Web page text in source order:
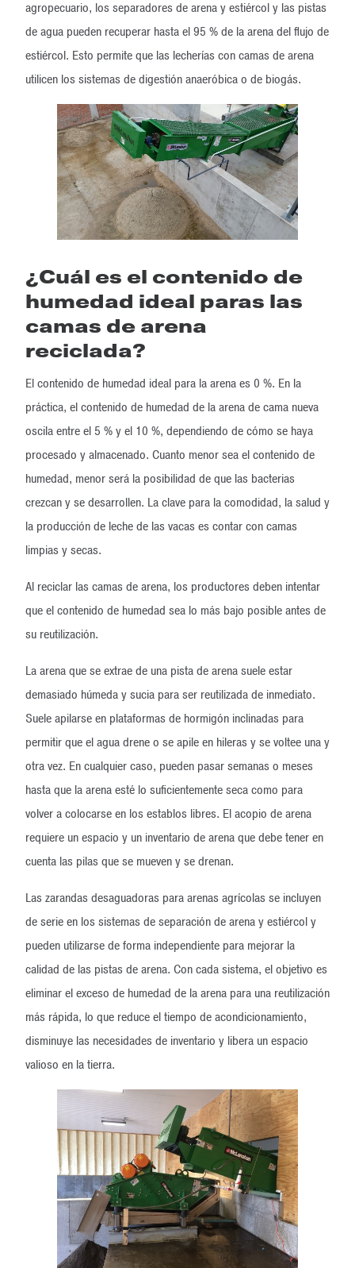
agropecuario, los separadores de arena y estiércol y las pistas
de agua pueden recuperar hasta el 95 % de la arena del flujo de
estiércol. Esto permite que las lecherías con camas de arena
utilicen los sistemas de digestión anaeróbica o de biogás.
¿Cuál es el contenido de
humedad ideal paras las
camas de arena
reciclada?
El contenido de humedad ideal para la arena es 0 %. En la
práctica, el contenido de humedad de la arena de cama nueva
oscila entre el 5 % y el 10 %, dependiendo de cómo se haya
procesado y almacenado. Cuanto menor sea el contenido de
humedad, menor será la posibilidad de que las bacterias
crezcan y se desarrollen. La clave para la comodidad, la salud y
la producción de leche de las vacas es contar con camas
limpias y secas.
Al reciclar las camas de arena, los productores deben intentar
que el contenido de humedad sea lo más bajo posible antes de
su reutilización.
La arena que se extrae de una pista de arena suele estar
demasiado húmeda y sucia para ser reutilizada de inmediato.
Suele apilarse en plataformas de hormigón inclinadas para
permitir que el agua drene o se apile en hileras y se voltee una y
otra vez. En cualquier caso, pueden pasar semanas o meses
hasta que la arena esté lo suficientemente seca como para
volver a colocarse en los establos libres. El acopio de arena
requiere un espacio y un inventario de arena que debe tener en
cuenta las pilas que se mueven y se drenan.
Las zarandas desaguadoras para arenas agrícolas se incluyen
de serie en los sistemas de separación de arena y estiércol y
pueden utilizarse de forma independiente para mejorar la
calidad de las pistas de arena. Con cada sistema, el objetivo es
eliminar el exceso de humedad de la arena para una reutilización
más rápida, lo que reduce el tiempo de acondicionamiento,
disminuye las necesidades de inventario y libera un espacio
valioso en la tierra.